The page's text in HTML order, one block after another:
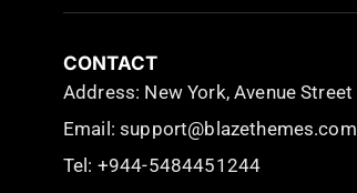
CONTACT
Address: New York, Avenue Street
Email: support@blazethemes.com
Tel: +944-5484451244